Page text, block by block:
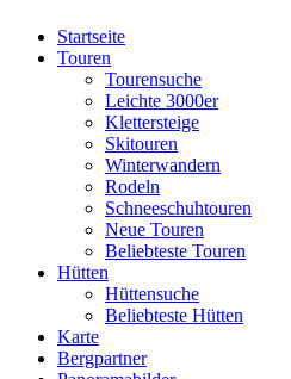
Startseite
Touren
Tourensuche
Leichte 3000er
Klettersteige
Skitouren
Winterwandern
Rodeln
Schneeschuhtouren
Neue Touren
Beliebteste Touren
Hütten
Hüttensuche
Beliebteste Hütten
Karte
Bergpartner